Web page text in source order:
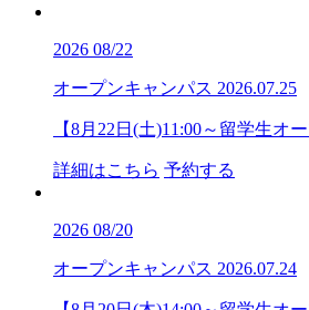
2026 08/22
オープンキャンパス 2026.07.25
【8月22日(土)11:00～留学生オ
詳細はこちら 予約する
2026 08/20
オープンキャンパス 2026.07.24